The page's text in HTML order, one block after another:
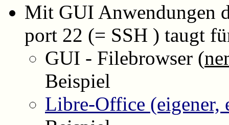
Mit GUI Anwendungen
port 22 (= SSH ) taugt
GUI - Filebrowser (
Beispiel
Libre-Office (eigener,